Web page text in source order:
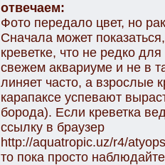
отвечаем:
Фото передало цвет, но
Сначала может
креветке, что не редко
свежем аквариуме и не в
линяет часто, а взрослые
карапаксе успевают
борода). Если креветка
ссылку в браузер
http://aquatropic.uz/r4/
то пока просто